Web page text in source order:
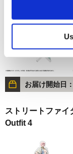
お届け開始日：
ストリートファイ
Outfit 4